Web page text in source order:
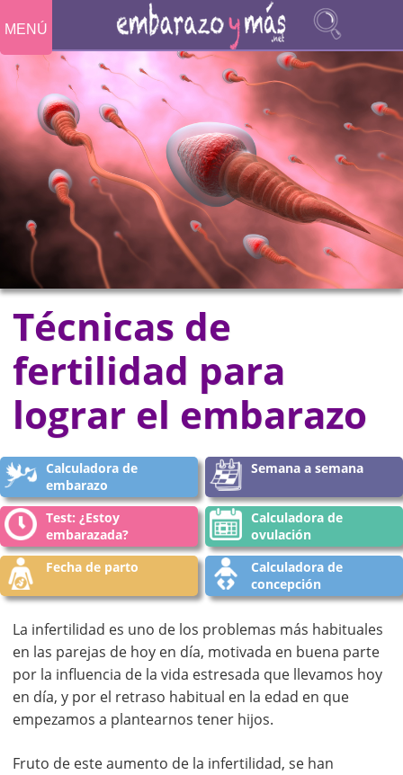
MENÚ
Técnicas de
fertilidad para
lograr el embarazo
Calculadora de
embarazo
Semana a semana
Test: ¿Estoy
embarazada?
Calculadora de
ovulación
Fecha de parto
Calculadora de
concepción
La infertilidad es uno de los problemas más habituales
en las parejas de hoy en día, motivada en buena parte
por la influencia de la vida estresada que llevamos hoy
en día, y por el retraso habitual en la edad en que
empezamos a plantearnos tener hijos.
Fruto de este aumento de la infertilidad, se han